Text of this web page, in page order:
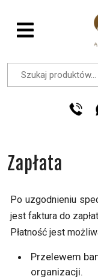
Zapłata
Po uzgodnieniu
jest faktura do
Płatność jest
Przelewem
organizacji.